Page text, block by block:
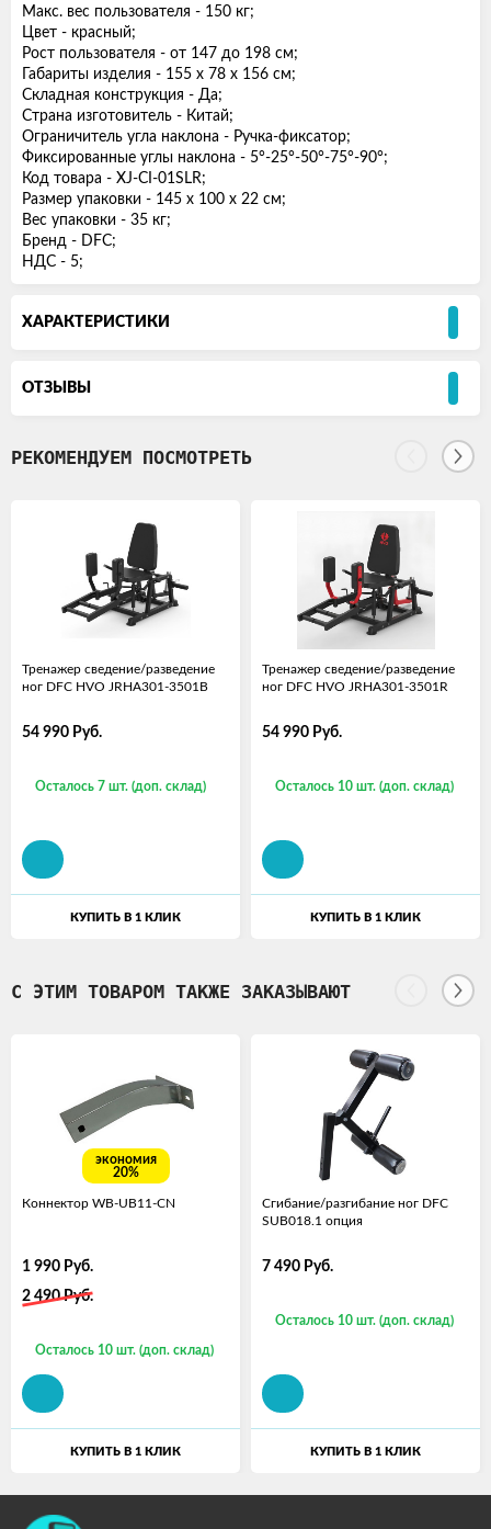
Макс. вес пользователя - 150 кг;
Цвет - красный;
Рост пользователя - от 147 до 198 см;
Габариты изделия - 155 х 78 х 156 см;
Складная конструкция - Да;
Страна изготовитель - Китай;
Ограничитель угла наклона - Ручка-фиксатор;
Фиксированные углы наклона - 5°-25°-50°-75°-90°;
Код товара - XJ-CI-01SLR;
Размер упаковки - 145 х 100 х 22 см;
Вес упаковки - 35 кг;
Бренд - DFC;
НДС - 5;
ХАРАКТЕРИСТИКИ
ОТЗЫВЫ
РЕКОМЕНДУЕМ ПОСМОТРЕТЬ
Тренажер сведение/разведение
ног DFC HVO JRHA301-3501B
54 990 Руб.
Осталось 7 шт. (доп. склад)
КУПИТЬ В 1 КЛИК
Тренажер сведение/разведение
ног DFC HVO JRHA301-3501R
54 990 Руб.
Осталось 10 шт. (доп. склад)
КУПИТЬ В 1 КЛИК
С ЭТИМ ТОВАРОМ ТАКЖЕ ЗАКАЗЫВАЮТ
экономия
20%
Коннектор WB-UB11-CN
1 990 Руб.
2 490Руб.
Осталось 10 шт. (доп. склад)
КУПИТЬ В 1 КЛИК
Сгибание/разгибание ног DFC
SUB018.1 опция
7 490 Руб.
Осталось 10 шт. (доп. склад)
КУПИТЬ В 1 КЛИК